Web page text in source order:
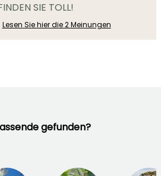
SIE TOLL!
Lesen Sie hier die 2 Meinungen
gefunden?